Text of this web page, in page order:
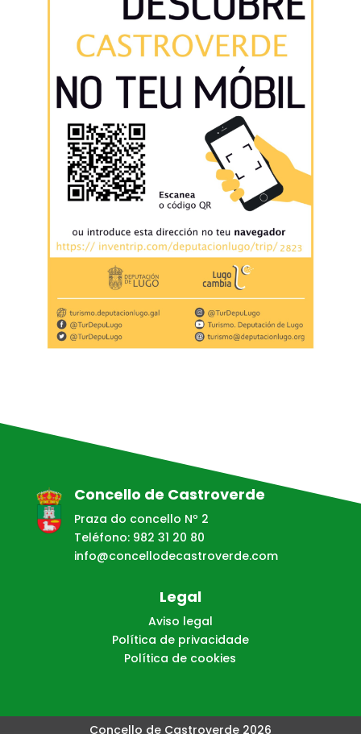
Concello de Castroverde
Praza do concello Nº 2
Teléfono: 982 31 20 80
info@concellodecastroverde.com
Legal
Aviso legal
Política de privacidade
Política de cookies
Concello de Castroverde 2026